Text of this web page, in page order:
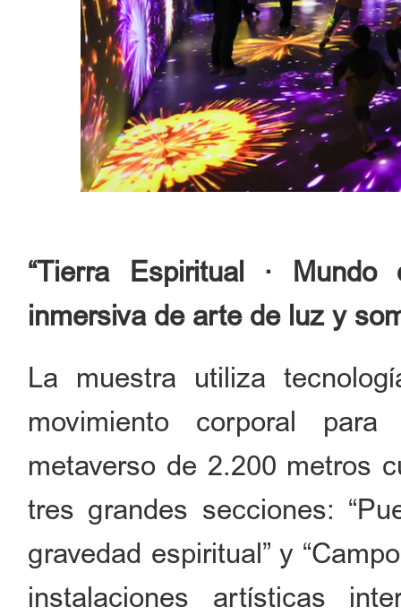
“Tierra Espiritual · Mundo
inmersiva de arte de luz y
La muestra utiliza
movimiento corporal
metaverso de 2.200 metros
tres grandes secciones:
gravedad espiritual” y
instalaciones artísticas